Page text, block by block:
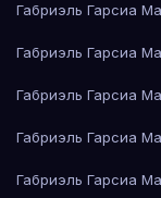
Габриэль Гарсиа
Габриэль Гарсиа
Габриэль Гарсиа
Габриэль Гарсиа
Габриэль Гарсиа